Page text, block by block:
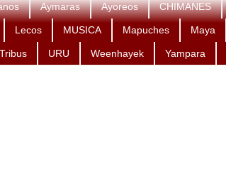
Aymaras Ayoreos CHIMANES
Lecos MUSICA Mapuches Maya
Tribus URU Weenhayek Yampara